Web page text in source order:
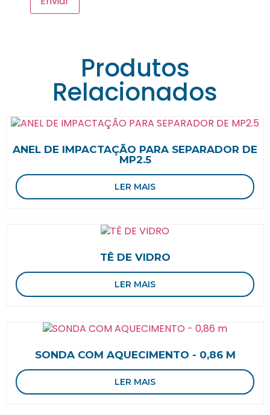
Produtos
Relacionados
ANEL DE IMPACTAÇÃO PARA SEPARADOR DE
MP2.5
LER MAIS
TÊ DE VIDRO
LER MAIS
SONDA COM AQUECIMENTO - 0,86 M
LER MAIS